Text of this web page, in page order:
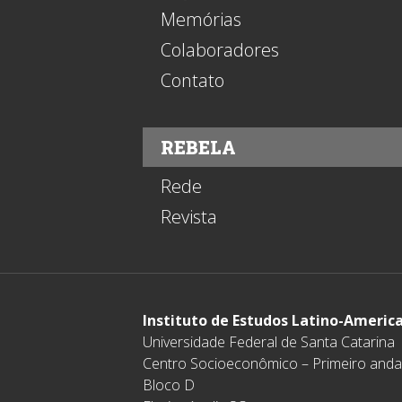
Memórias
Colaboradores
Contato
REBELA
Rede
Revista
Instituto de Estudos Latino-
Universidade Federal de Santa Catarina
Centro Socioeconômico – Primeiro
Bloco D